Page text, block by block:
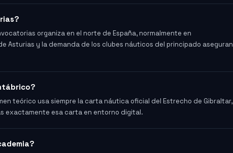
organiza en el norte de España, normalmente en
Asturias y la demanda de los clubes náuticos del principado aseguran
teórico usa siempre la carta náutica oficial del Estrecho de Gibraltar,
exactamente esa carta en entorno digital.